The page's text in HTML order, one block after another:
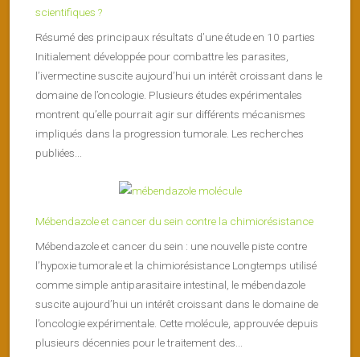
scientifiques ?
Résumé des principaux résultats d’une étude en 10 parties
Initialement développée pour combattre les parasites,
l’ivermectine suscite aujourd’hui un intérêt croissant dans le
domaine de l’oncologie. Plusieurs études expérimentales
montrent qu’elle pourrait agir sur différents mécanismes
impliqués dans la progression tumorale. Les recherches
publiées...
Mébendazole et cancer du sein contre la chimiorésistance
Mébendazole et cancer du sein : une nouvelle piste contre
l’hypoxie tumorale et la chimiorésistance Longtemps utilisé
comme simple antiparasitaire intestinal, le mébendazole
suscite aujourd’hui un intérêt croissant dans le domaine de
l’oncologie expérimentale. Cette molécule, approuvée depuis
plusieurs décennies pour le traitement des...